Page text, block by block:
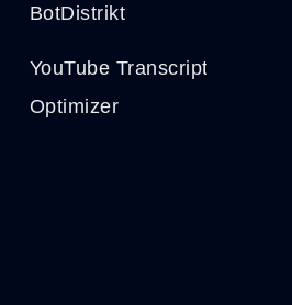
BotDistrikt
YouTube Transcript
Optimizer